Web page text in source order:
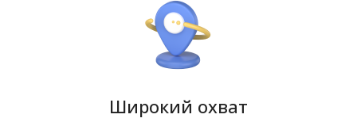
Широкий охват